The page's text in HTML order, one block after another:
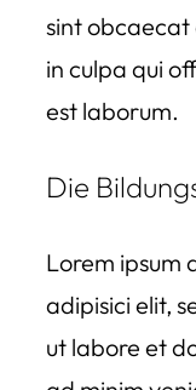
sint obcaecat
in culpa qui
est laborum.
Die
Lorem ipsum
adipisici elit,
ut labore et